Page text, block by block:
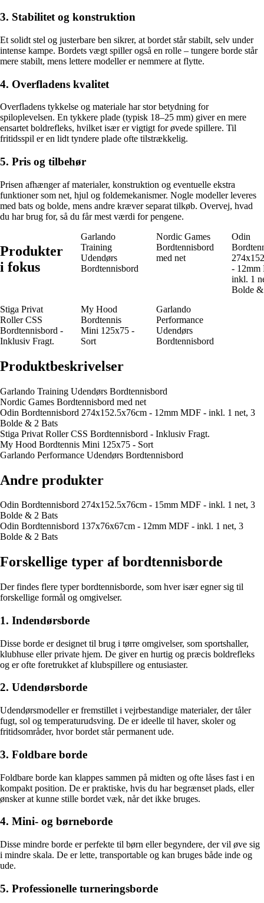
3. Stabilitet og konstruktion
Et solidt stel og justerbare ben sikrer, at bordet står stabilt, selv under
intense kampe. Bordets vægt spiller også en rolle – tungere borde står
mere stabilt, mens lettere modeller er nemmere at flytte.
4. Overfladens kvalitet
Overfladens tykkelse og materiale har stor betydning for
spiloplevelsen. En tykkere plade (typisk 18–25 mm) giver en mere
ensartet boldrefleks, hvilket især er vigtigt for øvede spillere. Til
fritidsspil er en lidt tyndere plade ofte tilstrækkelig.
5. Pris og tilbehør
Prisen afhænger af materialer, konstruktion og eventuelle ekstra
funktioner som net, hjul og foldemekanismer. Nogle modeller leveres
med bats og bolde, mens andre kræver separat tilkøb. Overvej, hvad
du har brug for, så du får mest værdi for pengene.
Produkter
i fokus
Garlando
Training
Udendørs
Bordtennisbord
Nordic Games
Bordtennisbord
med net
Odin
- 12mm
inkl. 1
Bolde
Stiga Privat
Roller CSS
Bordtennisbord -
Inklusiv Fragt.
My Hood
Bordtennis
Mini 125x75 -
Sort
Garlando
Performance
Udendørs
Bordtennisbord
Produktbeskrivelser
Garlando Training Udendørs Bordtennisbord
Nordic Games Bordtennisbord med net
Odin Bordtennisbord 274x152.5x76cm - 12mm MDF - inkl. 1 net, 3
Bolde & 2 Bats
Stiga Privat Roller CSS Bordtennisbord - Inklusiv Fragt.
My Hood Bordtennis Mini 125x75 - Sort
Garlando Performance Udendørs Bordtennisbord
Andre produkter
Odin Bordtennisbord 274x152.5x76cm - 15mm MDF - inkl. 1 net, 3
Bolde & 2 Bats
Odin Bordtennisbord 137x76x67cm - 12mm MDF - inkl. 1 net, 3
Bolde & 2 Bats
Forskellige typer af bordtennisborde
Der findes flere typer bordtennisborde, som hver især egner sig til
forskellige formål og omgivelser.
1. Indendørsborde
Disse borde er designet til brug i tørre omgivelser, som sportshaller,
klubhuse eller private hjem. De giver en hurtig og præcis boldrefleks
og er ofte foretrukket af klubspillere og entusiaster.
2. Udendørsborde
Udendørsmodeller er fremstillet i vejrbestandige materialer, der tåler
fugt, sol og temperaturudsving. De er ideelle til haver, skoler og
fritidsområder, hvor bordet står permanent ude.
3. Foldbare borde
Foldbare borde kan klappes sammen på midten og ofte låses fast i en
kompakt position. De er praktiske, hvis du har begrænset plads, eller
ønsker at kunne stille bordet væk, når det ikke bruges.
4. Mini- og børneborde
Disse mindre borde er perfekte til børn eller begyndere, der vil øve sig
i mindre skala. De er lette, transportable og kan bruges både inde og
ude.
5. Professionelle turneringsborde